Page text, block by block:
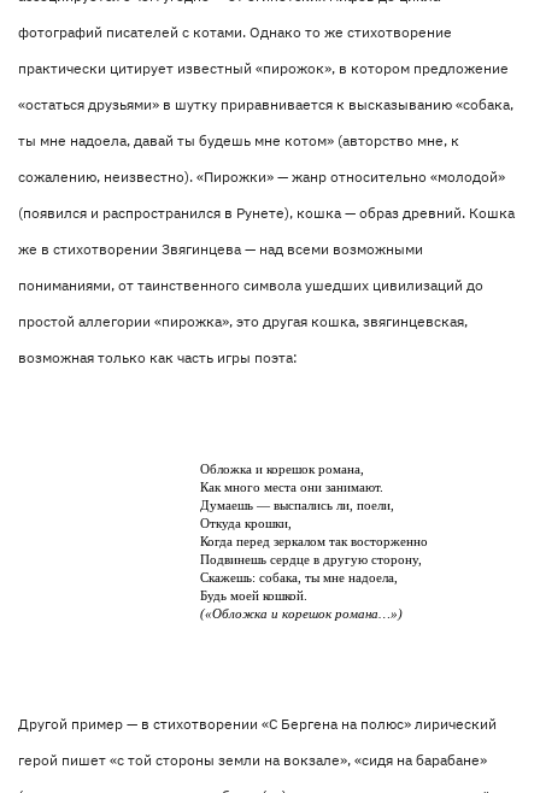
фотографий писателей с котами. Однако то же стихотворение
практически цитирует известный «пирожок», в котором предложение
«остаться друзьями» в шутку приравнивается к высказыванию «собака,
ты мне надоела, давай ты будешь мне котом» (авторство мне, к
сожалению, неизвестно). «Пирожки» — жанр относительно «молодой»
(появился и распространился в Рунете), кошка — образ древний. Кошка
же в стихотворении Звягинцева — над всеми возможными
пониманиями, от таинственного символа ушедших цивилизаций до
простой аллегории «пирожка», это другая кошка, звягинцевская,
возможная только как часть игры поэта:
Обложка и корешок романа,
Как много места они занимают.
Думаешь — выспались ли, поели,
Откуда крошки,
Когда перед зеркалом так восторженно
Подвинешь сердце в другую сторону,
Скажешь: собака, ты мне надоела,
Будь моей кошкой.
(«Обложка и корешок романа…»)
Другой пример — в стихотворении «С Бергена на полюс» лирический
герой пишет «с той стороны земли на вокзале», «сидя на барабане»